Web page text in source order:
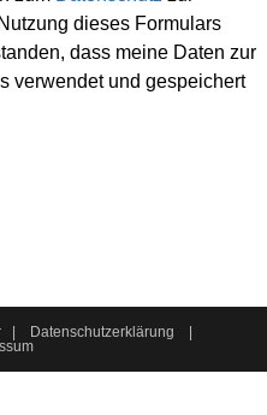
dieses Formulars
dass meine Daten zur
verwendet und gespeichert
| Datenschutzerklärung
|